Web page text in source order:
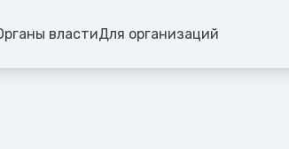
властиДля организаций